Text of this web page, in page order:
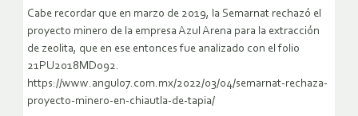
Cabe recordar que en marzo de 2019, la Semarnat rechazó el
proyecto minero de la empresa Azul Arena para la extracción
de zeolita, que en ese entonces fue analizado con el folio
21PU2018MD092.
https://www.angulo7.com.mx/2022/03/04/semarnat-rechaza-
proyecto-minero-en-chiautla-de-tapia/